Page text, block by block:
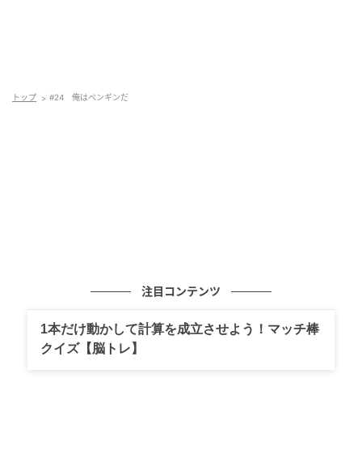
ジェンツーきたよ
をきっかけに、漫画家として活動を開始。代表作に
2）がある。
作品をもっとみる
トップ #24 俺はペンギンだ
注目コンテンツ
1本だけ動かして計算を成立させよう！マッチ棒
クイズ【脳トレ】